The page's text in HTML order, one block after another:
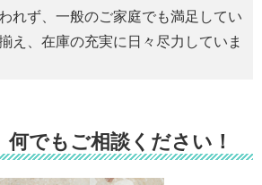
れず、一般のご家庭でも満足してい
え、在庫の充実に日々尽力していま
何でもご相談ください！